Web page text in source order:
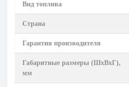
Вид топлива
Страна
Гарантия производителя
Габаритные размеры (ШхВхГ),
мм